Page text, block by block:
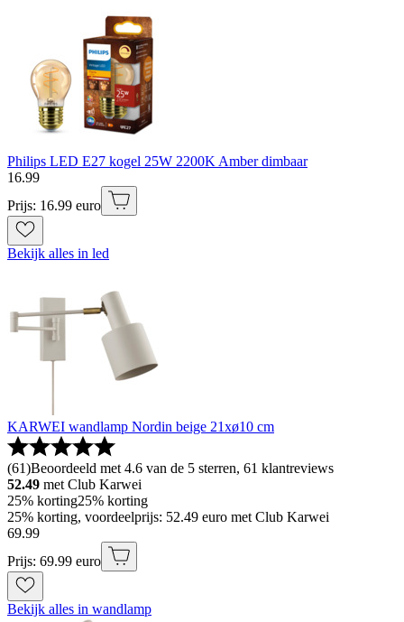
Philips LED E27 kogel 25W 2200K Amber dimbaar
16.99
Prijs: 16.99 euro
Bekijk alles in led
KARWEI wandlamp Nordin beige 21xø10 cm
(61)Beoordeeld met 4.6 van de 5 sterren, 61 klantreviews
52.49 met Club Karwei
25% korting25% korting
25% korting, voordeelprijs: 52.49 euro met Club Karwei
69.99
Prijs: 69.99 euro
Bekijk alles in wandlamp